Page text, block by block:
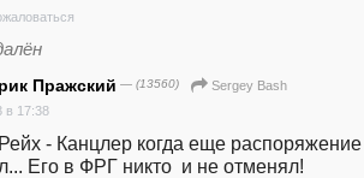
Пражский — (13560)
Sergey Bash
в 17:38
- Канцлер когда еще распоряжение
Его в ФРГ никто  и не отменял!